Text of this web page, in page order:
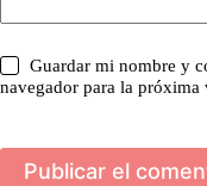
Guardar mi nombre y
navegador para la próxima
Publicar el